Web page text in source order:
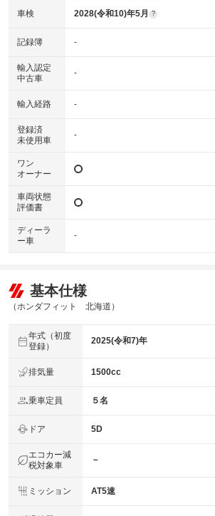
車検 2028(令和10)年5月 ?
記録簿 -
輸入認定
中古車
-
輸入経路 -
登録済
未使用車
-
ワン
オーナー
車両状態
評価書
ディーラ
ー車
-
基本仕様
（ホンダフィット 北海道）
年式（初度
登録）
2025(令和7)年
排気量 1500cc
乗車定員 ５名
ドア 5D
エコカー減
税対象車
－
ミッション AT5速